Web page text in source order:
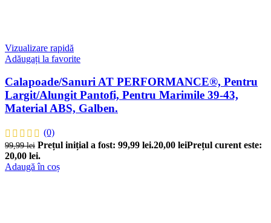
Vizualizare rapidă
Adăugați la favorite
Calapoade/Sanuri AT PERFORMANCE®, Pentru
Largit/Alungit Pantofi, Pentru Marimile 39-43,
Material ABS, Galben.
(0)
99,99lei Prețul inițial a fost: 99,99 lei.20,00 leiPrețul curent este:
20,00 lei.
Adaugă în coș